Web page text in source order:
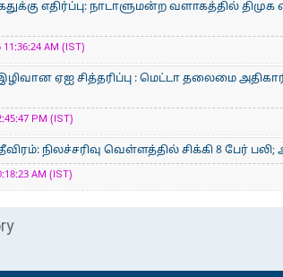
எதிர்ப்பு: நாடாளுமன்ற வளாகத்தில் திமுக
AM (IST)
ஏஐ சித்தரிப்பு : மெட்டா தலைமை
PM (IST)
நிலச்சரிவு வெள்ளத்தில் சிக்கி 8 பேர்
AM (IST)